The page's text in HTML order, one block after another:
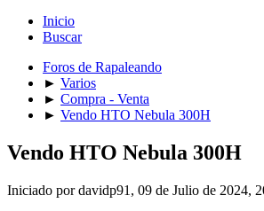
Inicio
Buscar
Foros de Rapaleando
► Varios
► Compra - Venta
► Vendo HTO Nebula 300H
Vendo HTO Nebula 300H
Iniciado por davidp91, 09 de Julio de 2024,